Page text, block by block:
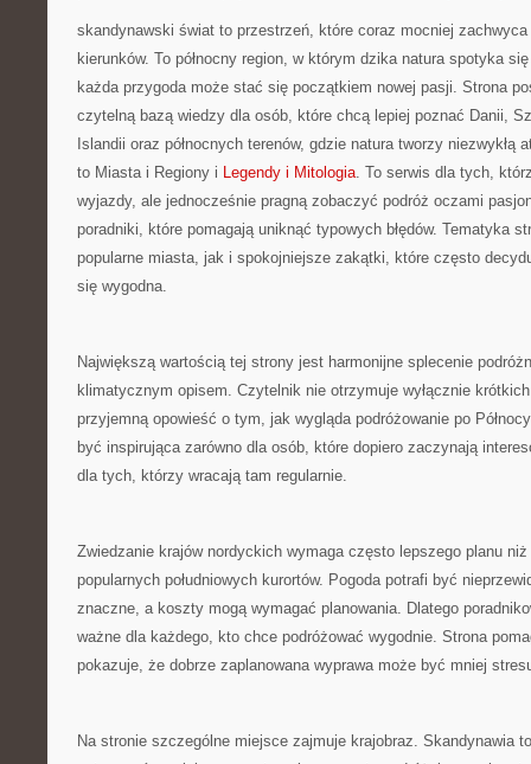
skandynawski świat to przestrzeń, które coraz mocniej
kierunków. To północny region, w którym dzika natura spotyka
każda przygoda może stać się początkiem nowej pasji. Strona
czytelną bazą wiedzy dla osób, które chcą lepiej poznać Danii,
Islandii oraz północnych terenów, gdzie natura tworzy niezwykłą
to Miasta i Regiony i Legendy i Mitologia. To serwis dla tych,
wyjazdy, ale jednocześnie pragną zobaczyć podróż oczami
poradniki, które pomagają uniknąć typowych błędów. Tematyka
popularne miasta, jak i spokojniejsze zakątki, które często
się wygodna.
Największą wartością tej strony jest harmonijne splecenie
klimatycznym opisem. Czytelnik nie otrzymuje wyłącznie
przyjemną opowieść o tym, jak wygląda podróżowanie po
być inspirująca zarówno dla osób, które dopiero zaczynają
dla tych, którzy wracają tam regularnie.
Zwiedzanie krajów nordyckich wymaga często lepszego planu
popularnych południowych kurortów. Pogoda potrafi być
znaczne, a koszty mogą wymagać planowania. Dlatego
ważne dla każdego, kto chce podróżować wygodnie. Strona
pokazuje, że dobrze zaplanowana wyprawa może być mniej
Na stronie szczególne miejsce zajmuje krajobraz. Skandynawia